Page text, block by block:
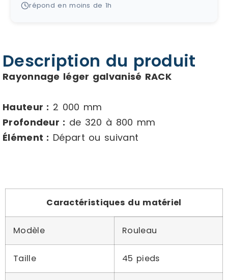
répond en moins de 1h
Description du produit
Rayonnage léger galvanisé RACK
Hauteur : 2 000 mm
Profondeur : de 320 à 800 mm
Élément : Départ ou suivant
Caractéristiques du matériel
Modèle Rouleau
Taille 45 pieds